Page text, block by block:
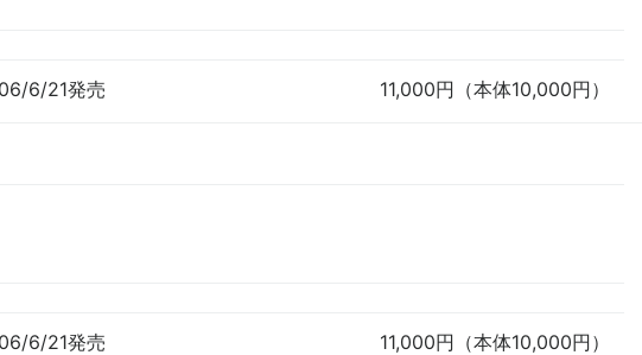
6/21発売 11,000円（本体10,000円）
6/21発売 11,000円（本体10,000円）